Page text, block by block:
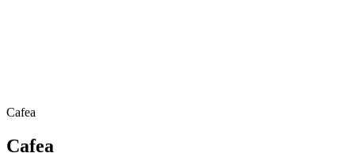
Cafea
Cafea